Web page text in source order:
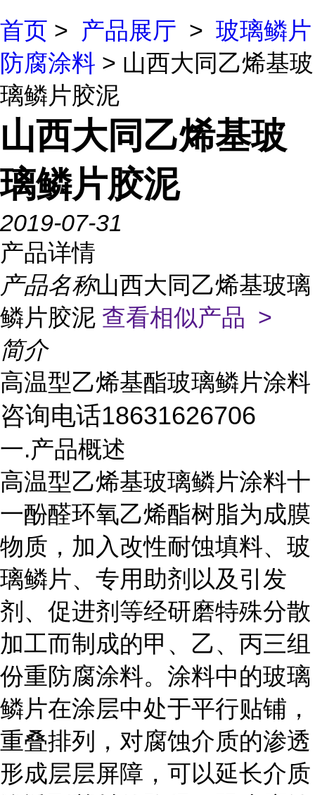
首页 > 产品展厅 > 玻璃鳞片
防腐涂料 > 山西大同乙烯基玻
璃鳞片胶泥
山西大同乙烯基玻
璃鳞片胶泥
2019-07-31
产品详情
产品名称山西大同乙烯基玻璃
鳞片胶泥 查看相似产品 >
简介
高温型乙烯基酯玻璃鳞片涂料
咨询电话18631626706
一.产品概述
高温型乙烯基玻璃鳞片涂料十
一酚醛环氧乙烯酯树脂为成膜
物质，加入改性耐蚀填料、玻
璃鳞片、专用助剂以及引发
剂、促进剂等经研磨特殊分散
加工而制成的甲、乙、丙三组
份重防腐涂料。涂料中的玻璃
鳞片在涂层中处于平行贴铺，
重叠排列，对腐蚀介质的渗透
形成层层屏障，可以延长介质